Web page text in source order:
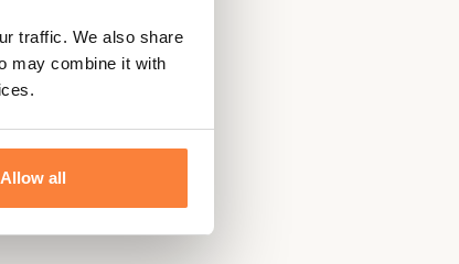
traffic. We also share
may combine it with
Allow all